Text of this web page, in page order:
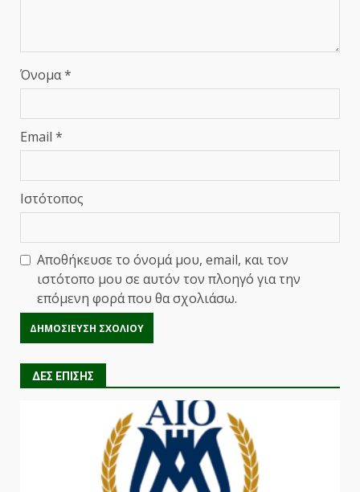
Όνομα*
Email *
Ιστότοπος
Αποθήκευσε το όνομά μου, email, και τον
ιστότοπο μου σε αυτόν τον πλοηγό για την
επόμενη φορά που θα σχολιάσω.
ΔΕΣ ΕΠΙΣΗΣ